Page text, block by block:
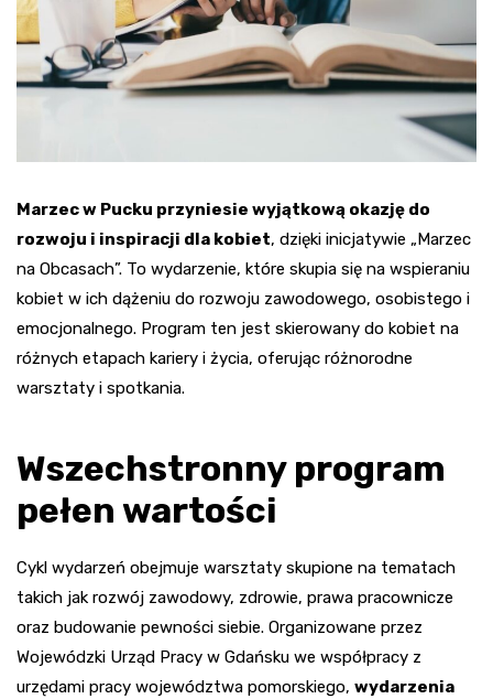
Marzec w Pucku przyniesie wyjątkową okazję do
rozwoju i inspiracji dla kobiet, dzięki inicjatywie „Marzec
na Obcasach”. To wydarzenie, które skupia się na wspieraniu
kobiet w ich dążeniu do rozwoju zawodowego, osobistego i
emocjonalnego. Program ten jest skierowany do kobiet na
różnych etapach kariery i życia, oferując różnorodne
warsztaty i spotkania.
Wszechstronny program
pełen wartości
Cykl wydarzeń obejmuje warsztaty skupione na tematach
takich jak rozwój zawodowy, zdrowie, prawa pracownicze
oraz budowanie pewności siebie. Organizowane przez
Wojewódzki Urząd Pracy w Gdańsku we współpracy z
urzędami pracy województwa pomorskiego, wydarzenia